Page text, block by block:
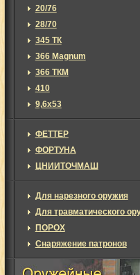
20/76
28/70
345 ТК
366 Magnum
366 ТКМ
410
9,6х53
ФЕТТЕР
ФОРТУНА
ЦНИИТОЧМАШ
Для нарезного оружия
Для травматического
ПОРОХ
Снаряжение патронов